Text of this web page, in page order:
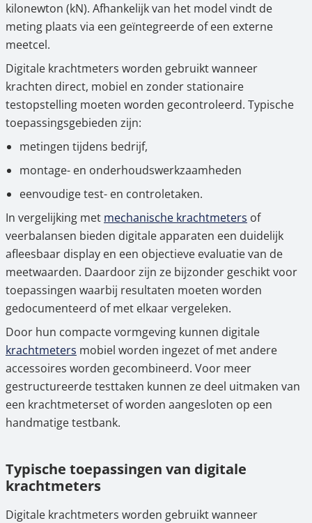
kilonewton (kN). Afhankelijk van het model vindt de
meting plaats via een geïntegreerde of een externe
meetcel.
Digitale krachtmeters worden gebruikt wanneer
krachten direct, mobiel en zonder stationaire
testopstelling moeten worden gecontroleerd. Typische
toepassingsgebieden zijn:
metingen tijdens bedrijf,
montage- en onderhoudswerkzaamheden
eenvoudige test- en controletaken.
In vergelijking met mechanische krachtmeters of
veerbalansen bieden digitale apparaten een duidelijk
afleesbaar display en een objectieve evaluatie van de
meetwaarden. Daardoor zijn ze bijzonder geschikt voor
toepassingen waarbij resultaten moeten worden
gedocumenteerd of met elkaar vergeleken.
Door hun compacte vormgeving kunnen digitale
krachtmeters mobiel worden ingezet of met andere
accessoires worden gecombineerd. Voor meer
gestructureerde testtaken kunnen ze deel uitmaken van
een krachtmeterset of worden aangesloten op een
handmatige testbank.
Typische toepassingen van digitale
krachtmeters
Digitale krachtmeters worden gebruikt wanneer